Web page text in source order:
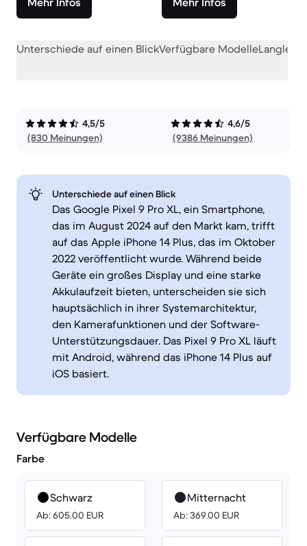
Unterschiede auf einen BlickVerfügbare Modelle
4,5/5
(830 Meinungen)
4,6/5
(9386 Meinungen)
Unterschiede auf einen Blick
Das Google Pixel 9 Pro XL, ein Smartphone,
das im August 2024 auf den Markt kam, trifft
auf das Apple iPhone 14 Plus, das im Oktober
2022 veröffentlicht wurde. Während beide
Geräte ein großes Display und eine starke
Akkulaufzeit bieten, unterscheiden sie sich
hauptsächlich in ihrer Systemarchitektur,
den Kamerafunktionen und der Software-
Unterstützungsdauer. Das Pixel 9 Pro XL läuft
mit Android, während das iPhone 14 Plus auf
iOS basiert.
Verfügbare Modelle
Farbe
Schwarz
Ab: 605.00 EUR
Mitternacht
Ab: 369.00 EUR